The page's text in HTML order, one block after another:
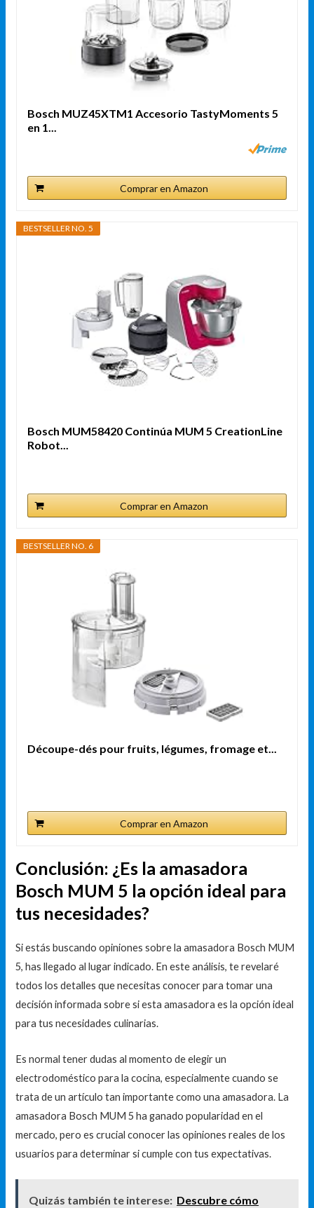
Bosch MUZ45XTM1 Accesorio TastyMoments 5
en 1...
Comprar en Amazon
BESTSELLER NO. 5
Bosch MUM58420 Continúa MUM 5 CreationLine
Robot...
Comprar en Amazon
BESTSELLER NO. 6
Découpe-dés pour fruits, légumes, fromage et...
Comprar en Amazon
Conclusión: ¿Es la amasadora
Bosch MUM 5 la opción ideal para
tus necesidades?
Si estás buscando opiniones sobre la amasadora Bosch MUM
5, has llegado al lugar indicado. En este análisis, te revelaré
todos los detalles que necesitas conocer para tomar una
decisión informada sobre si esta amasadora es la opción ideal
para tus necesidades culinarias.
Es normal tener dudas al momento de elegir un
electrodoméstico para la cocina, especialmente cuando se
trata de un artículo tan importante como una amasadora. La
amasadora Bosch MUM 5 ha ganado popularidad en el
mercado, pero es crucial conocer las opiniones reales de los
usuarios para determinar si cumple con tus expectativas.
Quizás también te interese: Descubre cómo